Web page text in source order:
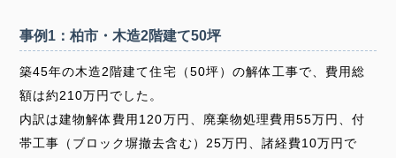
事例1：柏市・木造2階建て50坪
築45年の木造2階建て住宅（50坪）の解体工事で、費用総
額は約210万円でした。
内訳は建物解体費用120万円、廃棄物処理費用55万円、付
帯工事（ブロック塀撤去含む）25万円、諸経費10万円で